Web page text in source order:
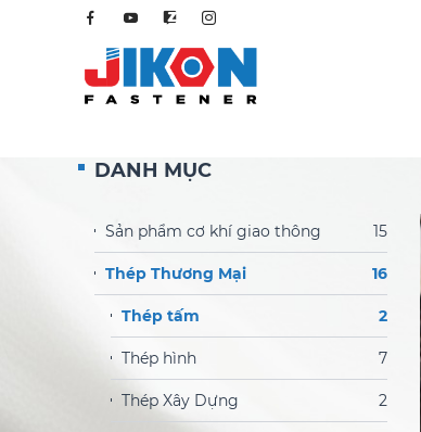
DANH MỤC
Sản phẩm cơ khí giao thông 15
Thép Thương Mại 16
Thép tấm 2
Thép hình 7
Thép Xây Dựng 2